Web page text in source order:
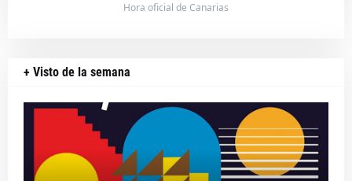
Hora oficial de Canarias
+ Visto de la semana